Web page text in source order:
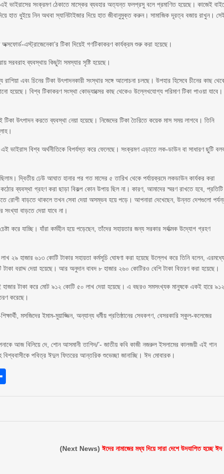
ভাইরাসের সংক্রমণ ঠেকাতে মাস্কের ব্যবহার অত্যন্ত ফলপ্রসু বলে প্রমাণিত হয়েছে। কাজেই
হাত ধুইয়ে নিন অথবা স্যানিটাইজার দিয়ে হাত জীবানুমুক্ত করুন। সামাজিক দূরত্ব বজায় রাখুন।
এস্ট্রাজেনেকা’র টিকা দিয়েই গণটিকাকরণ কার্যক্রম শুরু করা হয়েছে।
সরবরাহ ব্যবস্থায় কিছুটা সমস্যার সৃষ্টি হয়েছে।
এবং চিনের টিকা উৎপাদনকারী সংস্থার সঙ্গে আলোচনা চলছে। উপহার হিসেবে চীনের কাছ
হয়েছে। বিশ্ব টিকাকরণ সংস্থা কোভ্যাক্সের কাছ থেকেও উল্লেখযোগ্য পরিমাণ টিকা পাওয়া যাবে।
উৎপাদন করতে ব্যবস্থা নেয়া হয়েছে। নিজেদের টিকা তৈরিতে কয়েক মাস সময় লাগবে। তিনি
এই ভাইরাস বিশ্ব অর্থনীতিকে বিপর্যস্ত করে ফেলেছে। সংক্রমণ এড়াতে লক-ডাউন বা সাধারণ ছুটি
দ্বিতীয় ঢেউ আঘাত হানার পর গত মাসের ৫ তারিখ থেকে পর্যায়ক্রমে লকডাউন কার্যকর করা
ব্যবস্থা গ্রহণ করা ছাড়া বিকল্প কোন উপায় ছিল না। কারণ, আমাদের স্মরণ রাখতে হবে, প্রতিটি
রোগী বাড়তে থাকলে তখন সেবা দেয়া অসম্ভব হয়ে পড়ে। আপনারা দেখেছেন, উন্নত দেশগুলো
বাড়তে দেয়া যাবে না।
করে যাচ্ছি। যাঁরা কর্মহীন হয়ে পড়েছেন, তাঁদের সহায়তার জন্য সরকার সর্বাত্মক উদ্যোগ গ্রহণ
২৯ হাজার ৬১৩ কোটি টাকার সহায়তা কর্মসূচি ঘোষণা করা হয়েছে উল্লেখ করে তিনি বলেন, এরমধ্যে
বরাদ্দ দেয়া হয়েছে। আর অনুদান বাবদ ৮ হাজার ২৬০ কোটিরও বেশি টাকা বিতরণ করা হয়েছে।
হাজার টাকা করে মোট ৯১২ কোটি ৫০ লাখ দেয়া হয়েছে। এ বছরও সমসংখ্যক মানুষকে একই হারে ৯১২
করেছে।
মসজিদের ইমাম-মুয়াজ্জিন, অন্যান্য ধর্মীয় প্রতিষ্ঠানের সেবকগণ, বেসরকারি স্কুল-কলেজের
আজ বিলিয়ে দে, শোন আসমানী তাগিদ/’- জাতীয় কবি কাজী নজরুল ইসলামের কালজয়ী এই গান
পবিত্র ঈদুল ফিতরের আন্তরিক শুভেচ্ছা জানাচ্ছি। ঈদ মোবারক।
(Next News)ঈদের নামাজের মধ্য দিয়ে সারা দেশে উদযাপিত হচ্ছে ঈদ